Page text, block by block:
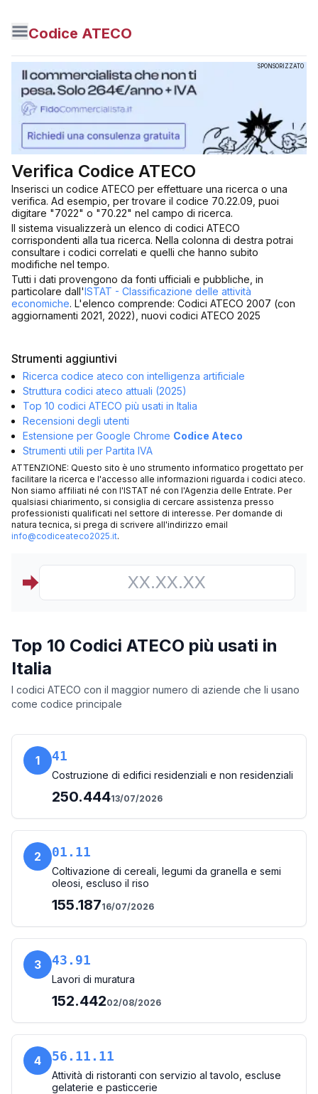
Codice ATECO
SPONSORIZZATO
Verifica Codice ATECO
Inserisci un codice ATECO per effettuare una ricerca o una
verifica. Ad esempio, per trovare il codice 70.22.09, puoi
digitare "7022" o "70.22" nel campo di ricerca.
Il sistema visualizzerà un elenco di codici ATECO
corrispondenti alla tua ricerca. Nella colonna di destra potrai
consultare i codici correlati e quelli che hanno subito
modifiche nel tempo.
Tutti i dati provengono da fonti ufficiali e pubbliche, in
particolare dall'ISTAT - Classificazione delle attività
economiche. L'elenco comprende: Codici ATECO 2007 (con
aggiornamenti 2021, 2022), nuovi codici ATECO 2025
Strumenti aggiuntivi
Ricerca codice ateco con intelligenza artificiale
Struttura codici ateco attuali (2025)
Top 10 codici ATECO più usati in Italia
Recensioni degli utenti
Estensione per Google Chrome Codice Ateco
Strumenti utili per Partita IVA
ATTENZIONE: Questo sito è uno strumento informatico progettato per
facilitare la ricerca e l'accesso alle informazioni riguarda i codici ateco.
Non siamo affiliati né con l'ISTAT né con l'Agenzia delle Entrate. Per
qualsiasi chiarimento, si consiglia di cercare assistenza presso
professionisti qualificati nel settore di interesse. Per domande di
natura tecnica, si prega di scrivere all'indirizzo email
info@codiceateco2025.it.
Top 10 Codici ATECO più usati in
Italia
I codici ATECO con il maggior numero di aziende che li usano
come codice principale
1 41
Costruzione di edifici residenziali e non residenziali
250.44413/07/2026
2 01.11
Coltivazione di cereali, legumi da granella e semi
oleosi, escluso il riso
155.18716/07/2026
3 43.91
Lavori di muratura
152.44202/08/2026
4 56.11.11
Attività di ristoranti con servizio al tavolo, escluse
gelaterie e pasticcerie